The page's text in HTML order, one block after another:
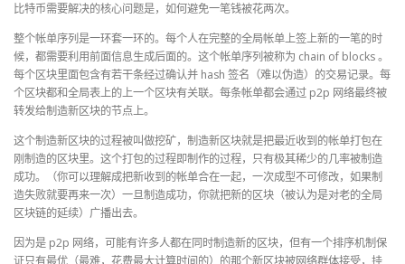
比特币需要解决的核心问题是，如何避免一笔钱被花两次。
整个帐单序列是一环套一环的。每个人在完整的全局帐单上签上新的一笔的时
候，都需要利用前面信息生成后面的。这个帐单序列被称为 chain of blocks 。
每个区块里面包含有若干条经过确认并 hash 签名（难以伪造）的交易记录。每
个区块都和全局表上的上一个区块有关联。每条帐单都会通过 p2p 网络最终被
转发给制造新区块的节点上。
这个制造新区块的过程被叫做挖矿，制造新区块就是把最近收到的帐单打包在
刚制造的区块里。这个打包的过程即制作的过程，只有极其稀少的几率被制造
成功。（你可以理解成把新收到的帐单合在一起，一次成型不可修改，如果制
造失败就要再来一次）一旦制造成功，你就把新的区块（被认为是对老的全局
区块链的延续）广播出去。
因为是 p2p 网络，可能有许多人都在同时制造新的区块，但有一个排序机制保
证只有最优（最难，花费最大计算时间的）的那个新区块被网络群体接受，挂